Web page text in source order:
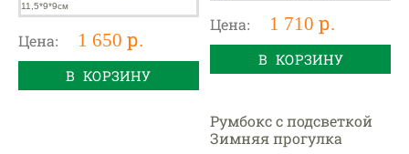
Цена: 1 650 р.
В КОРЗИНУ
Цена: 1 710 р.
В КОРЗИНУ
Румбокс с подсветкой
Зимняя прогулка